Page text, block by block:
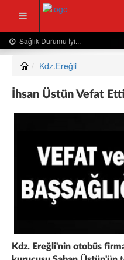
Usta
Kdz.Ereğli
İhsan Üstün Vefat
Kdz. Ereğli'nin otobüs